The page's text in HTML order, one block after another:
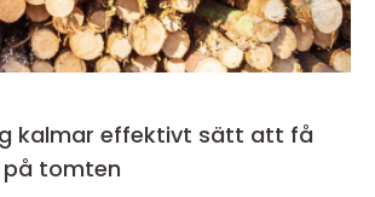
sätt att få
tomten